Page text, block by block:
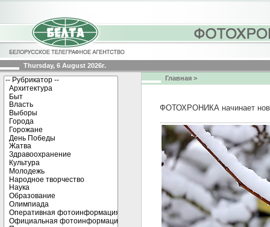
Thursday, 6 August 2026г.
Главная >
ФОТОХРОНИКА начинает